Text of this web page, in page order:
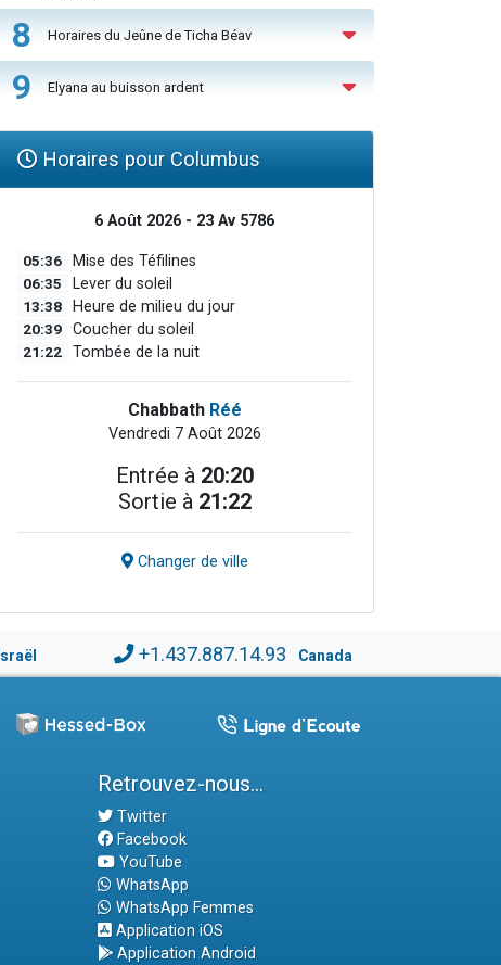
8 Horaires du Jeûne de Ticha Béav
9 Elyana au buisson ardent
Horaires pour Columbus
6 Août 2026 - 23 Av 5786
05:36 Mise des Téfilines
06:35 Lever du soleil
13:38 Heure de milieu du jour
20:39 Coucher du soleil
21:22 Tombée de la nuit
Chabbath Réé
Vendredi 7 Août 2026
Entrée à 20:20
Sortie à 21:22
Changer de ville
Israël +1.437.887.14.93 Canada
Retrouvez-nous...
Twitter
Facebook
YouTube
WhatsApp
WhatsApp Femmes
Application iOS
Application Android